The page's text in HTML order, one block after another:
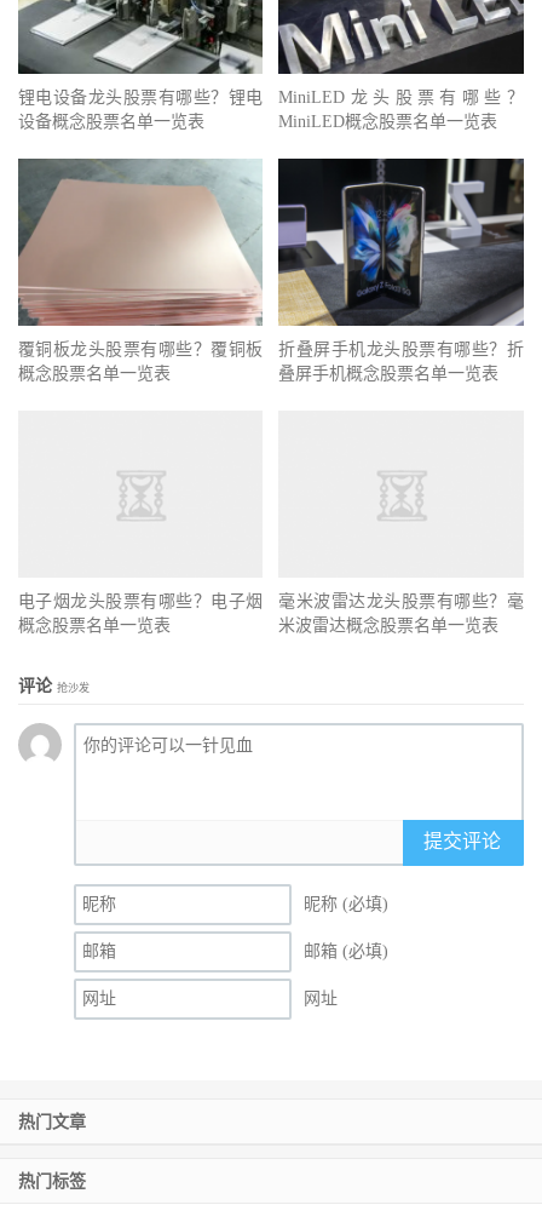
锂电设备龙头股票有哪些？锂电
设备概念股票名单一览表
MiniLED龙头股票有哪些？
MiniLED概念股票名单一览表
覆铜板龙头股票有哪些？覆铜板
概念股票名单一览表
折叠屏手机龙头股票有哪些？折
叠屏手机概念股票名单一览表
电子烟龙头股票有哪些？电子烟
概念股票名单一览表
毫米波雷达龙头股票有哪些？毫
米波雷达概念股票名单一览表
评论 抢沙发
提交评论
昵称 (必填)
邮箱 (必填)
网址
热门文章
热门标签